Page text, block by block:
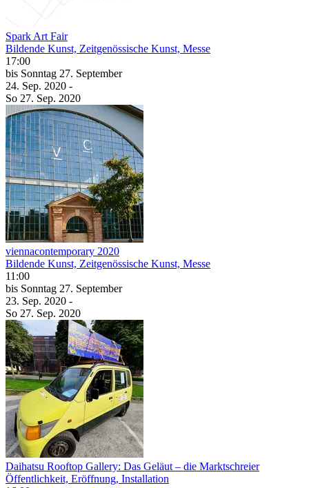
Spark Art Fair
Bildende Kunst, Zeitgenössische Kunst, Messe
17:00
bis Sonntag 27. September
24. Sep. 2020 -
So 27. Sep. 2020
viennacontemporary 2020
Bildende Kunst, Zeitgenössische Kunst, Messe
11:00
bis Sonntag 27. September
23. Sep. 2020 -
So 27. Sep. 2020
Daihatsu Rooftop Gallery: Das Geläut – die Marktschreier
Öffentlichkeit, Eröffnung, Installation